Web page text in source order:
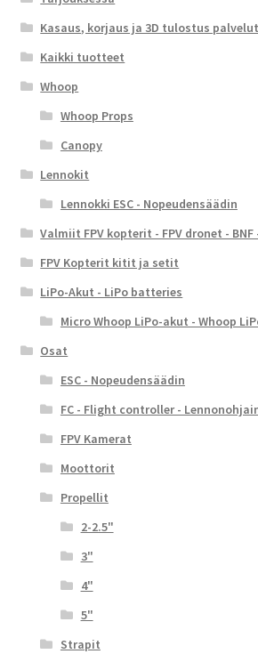
Kasaus, korjaus ja 3D tulostus palvelut
Kaikki tuotteet
Whoop
Whoop Props
Canopy
Lennokit
Lennokki ESC - Nopeudensäädin
Valmiit FPV kopterit - FPV dronet - BNF
FPV Kopterit kitit ja setit
LiPo-Akut - LiPo batteries
Micro Whoop LiPo-akut - Whoop
Osat
ESC - Nopeudensäädin
FC - Flight controller -
FPV Kamerat
Moottorit
Propellit
2-2.5"
3"
4"
5"
Strapit